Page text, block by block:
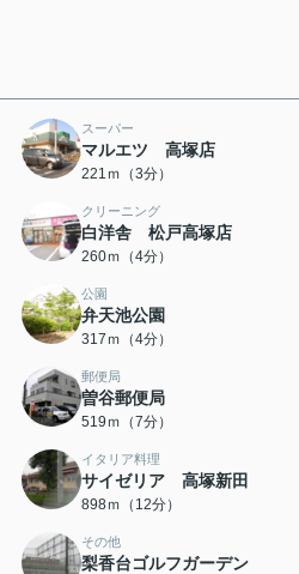
スーパー
マルエツ 高塚店
221ｍ（3分）
クリーニング
白洋舎 松戸高塚店
260ｍ（4分）
公園
弁天池公園
317ｍ（4分）
郵便局
曽谷郵便局
519ｍ（7分）
イタリア料理
サイゼリア 高塚新田
898ｍ（12分）
その他
梨香台ゴルフガーデン